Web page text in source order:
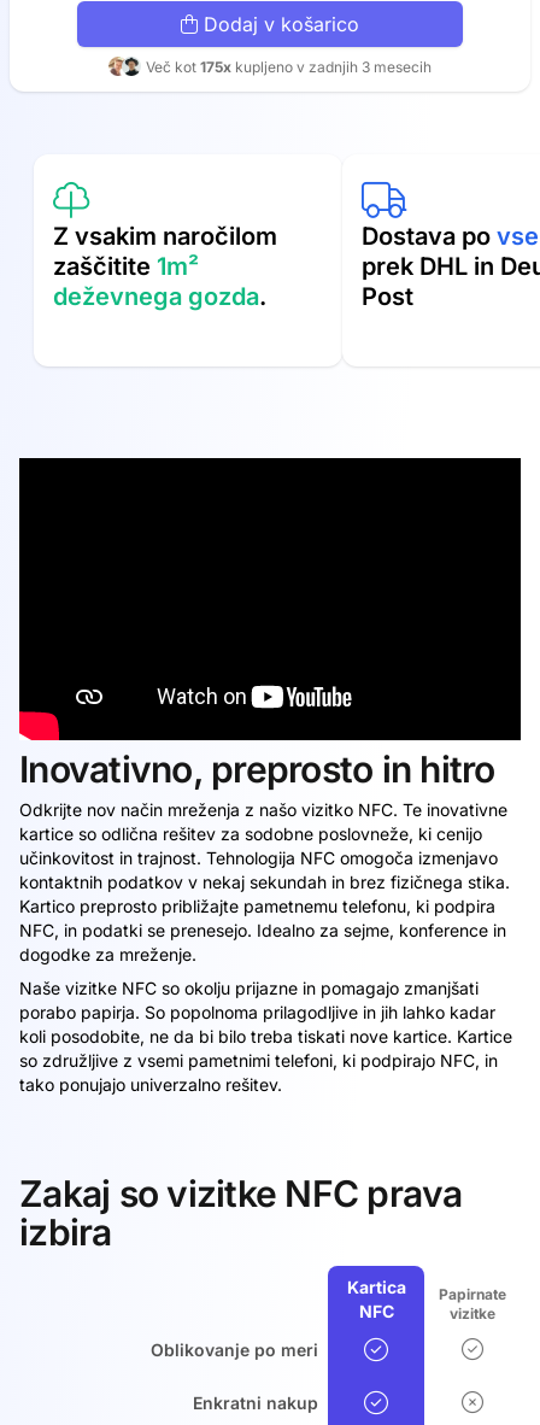
Dodaj v košarico
Več kot 175x kupljeno v zadnjih 3 mesecih
Z vsakim naročilom
zaščitite 1m²
deževnega gozda.
Dostava po
prek DHL in
Post
Inovativno, preprosto in hitro
Odkrijte nov način mreženja z našo vizitko NFC. Te inovativne
kartice so odlična rešitev za sodobne poslovneže, ki cenijo
učinkovitost in trajnost. Tehnologija NFC omogoča izmenjavo
kontaktnih podatkov v nekaj sekundah in brez fizičnega stika.
Kartico preprosto približajte pametnemu telefonu, ki podpira
NFC, in podatki se prenesejo. Idealno za sejme, konference in
dogodke za mreženje.
Naše vizitke NFC so okolju prijazne in pomagajo zmanjšati
porabo papirja. So popolnoma prilagodljive in jih lahko kadar
koli posodobite, ne da bi bilo treba tiskati nove kartice. Kartice
so združljive z vsemi pametnimi telefoni, ki podpirajo NFC, in
tako ponujajo univerzalno rešitev.
Zakaj so vizitke NFC prava
izbira
Kartica
NFC
Papirnate
vizitke
Oblikovanje po meri
Enkratni nakup